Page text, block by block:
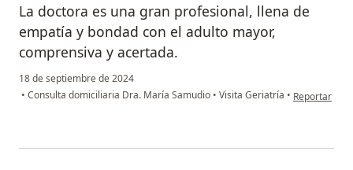
La doctora es una gran profesional, llena de
empatía y bondad con el adulto mayor,
comprensiva y acertada.
18 de septiembre de 2024
• Consulta domiciliaria Dra. María Samudio • Visita Geriatría • en opinión
Reportar